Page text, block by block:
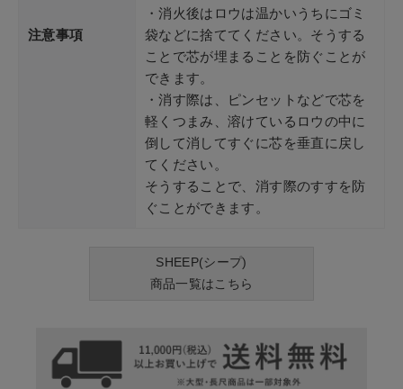
注意事項
・消火後はロウは温かいうちにゴミ
袋などに捨ててください。そうする
ことで芯が埋まることを防ぐことが
できます。
・消す際は、ピンセットなどで芯を
軽くつまみ、溶けているロウの中に
倒して消してすぐに芯を垂直に戻し
てください。
そうすることで、消す際のすすを防
ぐことができます。
SHEEP(シープ)
商品一覧はこちら